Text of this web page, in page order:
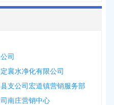
司
襄水净化有限公司
支公司宏道镇营销服务部
南庄营销中心